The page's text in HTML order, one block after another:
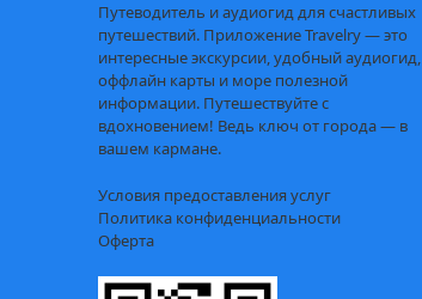
Путеводитель и аудиогид для счастливых
путешествий. Приложение Travelry — это
интересные экскурсии, удобный аудиогид,
оффлайн карты и море полезной
информации. Путешествуйте с
вдохновением! Ведь ключ от города — в
вашем кармане.
Условия предоставления услуг
Политика конфиденциальности
Оферта